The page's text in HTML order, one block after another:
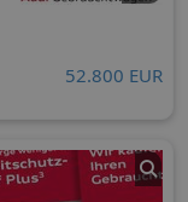
52.800 EUR